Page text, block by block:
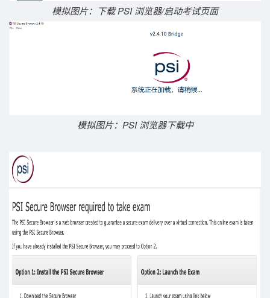
模拟图片：下载 PSI 浏览器/启动考试页面
模拟图片：PSI 浏览器下载中